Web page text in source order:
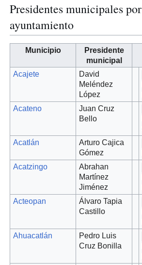
Presidentes municipales por
ayuntamiento
Municipio
Presidente
municipal
Acajete
David
Meléndez
López
Acateno
Juan Cruz
Bello
Acatlán
Arturo Cajica
Gómez
Acatzingo
Abrahan
Martínez
Jiménez
Acteopan
Álvaro Tapia
Castillo
Ahuacatlán
Pedro Luis
Cruz Bonilla